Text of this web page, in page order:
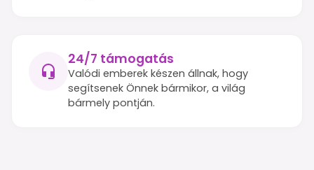
24/7 támogatás
Valódi emberek készen állnak, hogy
segítsenek Önnek bármikor, a világ
bármely pontján.